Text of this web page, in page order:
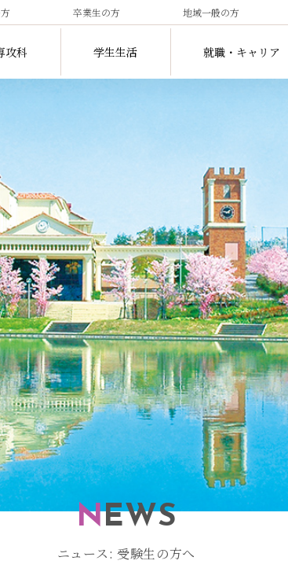
卒業生の方 地域一般の方
攻科 学生生活 就職・キャリア
NEWS
ニュース: 受験生の方へ